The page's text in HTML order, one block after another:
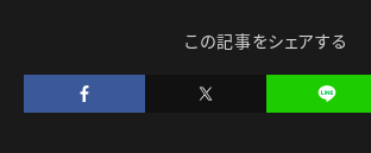
この記事をシェアする